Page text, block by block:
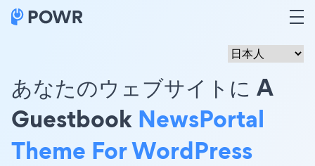
あなたのウェブサイトに A
Guestbook NewsPortal
Theme For WordPress